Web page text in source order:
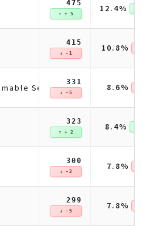
475
↑ + 5 12.4%
415
↓ -1 10.8%
Search Engine
331
↓ -5 8.6%
323
↑ + 2 8.4%
300
↓ -2 7.8%
299
↓ -5 7.8%